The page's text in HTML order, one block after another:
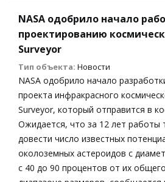
NASA одобрило начало
проектированию
Surveyor
Тип объекта: Новости
NASA одобрило начало
проекта инфракрасного
Surveyor, который отправится в
Ожидается, что за 12 лет работы
довести число известных
околоземных астероидов с
с 40 до 90 процентов от их